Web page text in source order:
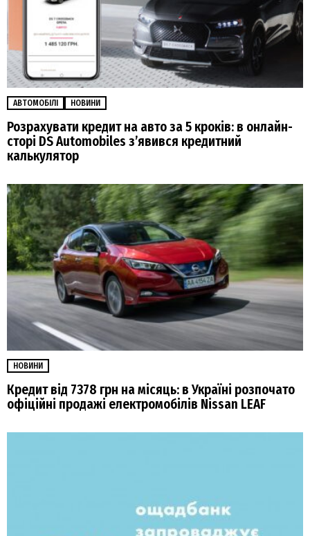
АВТОМОБІЛІ НОВИНИ
Розрахувати кредит на авто за 5 кроків: в онлайн-
сторі DS Automobiles з’явився кредитний
калькулятор
НОВИНИ
Кредит від 7378 грн на місяць: в Україні розпочато
офіційні продажі електромобілів Nissan LEAF